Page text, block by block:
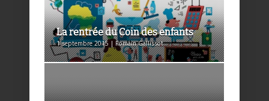
La rentrée du Coin des enfants
1 septembre 2015 | Romain Gallissot